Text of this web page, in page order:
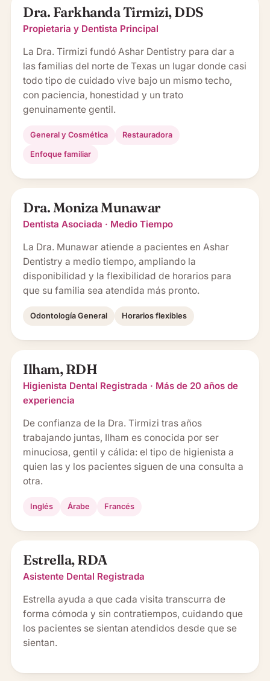
Dra. Farkhanda Tirmizi, DDS
Propietaria y Dentista Principal
La Dra. Tirmizi fundó Ashar Dentistry para dar a
las familias del norte de Texas un lugar donde casi
todo tipo de cuidado vive bajo un mismo techo,
con paciencia, honestidad y un trato
genuinamente gentil.
General y Cosmética Restauradora
Enfoque familiar
Dra. Moniza Munawar
Dentista Asociada · Medio Tiempo
La Dra. Munawar atiende a pacientes en Ashar
Dentistry a medio tiempo, ampliando la
disponibilidad y la flexibilidad de horarios para
que su familia sea atendida más pronto.
Odontología General Horarios flexibles
Ilham, RDH
Higienista Dental Registrada · Más de 20 años de
experiencia
De confianza de la Dra. Tirmizi tras años
trabajando juntas, Ilham es conocida por ser
minuciosa, gentil y cálida: el tipo de higienista a
quien las y los pacientes siguen de una consulta a
otra.
Inglés Árabe Francés
Estrella, RDA
Asistente Dental Registrada
Estrella ayuda a que cada visita transcurra de
forma cómoda y sin contratiempos, cuidando que
los pacientes se sientan atendidos desde que se
sientan.